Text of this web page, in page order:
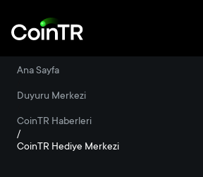
Ana Sayfa
Duyuru Merkezi
CoinTR Haberleri
/
CoinTR Hediye Merkezi